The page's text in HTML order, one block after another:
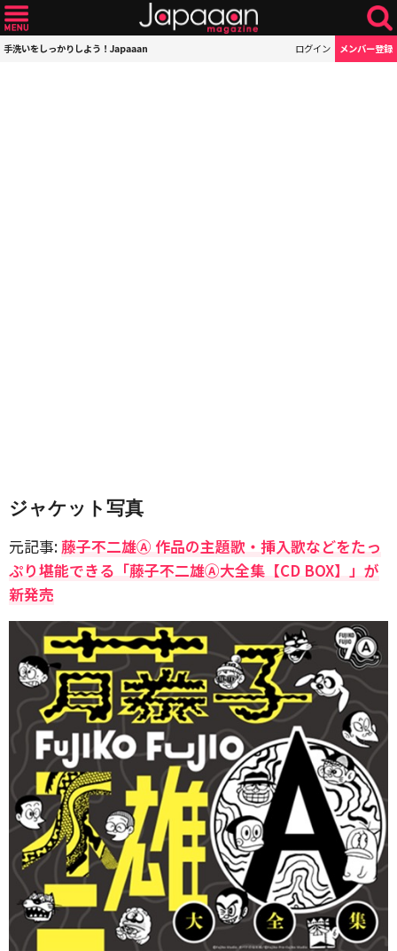
手洗いをしっかりしよう！Japaaan ログイン メンバー登録
ジャケット写真
元記事:藤子不二雄Ⓐ 作品の主題歌・挿入歌などをたっ
ぷり堪能できる「藤子不二雄Ⓐ大全集【CD BOX】」が
新発売